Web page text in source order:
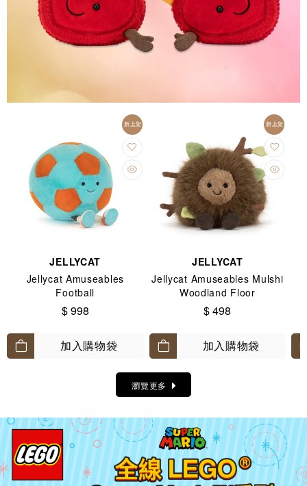
新上架
JELLYCAT
Jellycat Amuseables
Football
$ 998
加入購物袋
新上架
JELLYCAT
Jellycat Amuseables Mulshi
Woodland Floor
$ 498
加入購物袋
瀏覽更多